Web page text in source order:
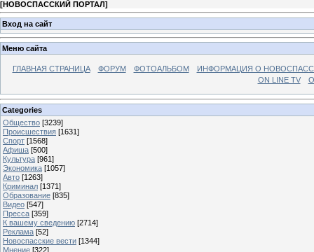
[НОВОСПАССКИЙ ПОРТАЛ]
Вход на сайт
Меню сайта
ГЛАВНАЯ СТРАНИЦА ФОРУМ ФОТОАЛЬБОМ
ИНФОРМАЦИЯ О
ON LINE TV
Categories
Общество [3239]
Происшествия [1631]
Спорт [1568]
Афиша [500]
Культура [961]
Экономика [1057]
Авто [1263]
Криминал [1371]
Образование [835]
Видео [547]
Пресса [359]
К вашему сведению [2714]
Реклама [52]
Новоспасские вести [1344]
Мнение [322]